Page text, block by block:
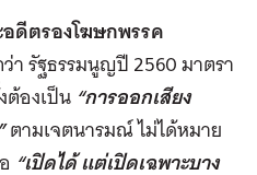
ดีตรองโฆษกพรรค
า รัฐธรรมนูญปี 2560 มาตรา
องเป็น “การออกเสียง
ตามเจตนารมณ์ ไม่ได้หมาย
“เปิดได้ แต่เปิดเฉพาะบาง